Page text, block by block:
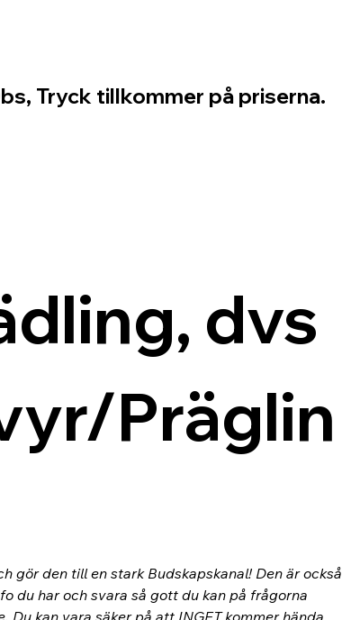
Tryck tillkommer på priserna.
dvs
Präglin
gör den till en stark Budskapskanal! Den är också
du har och svara så gott du kan på frågorna